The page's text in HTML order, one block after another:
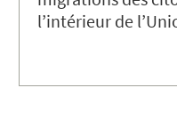
l’intérieur de